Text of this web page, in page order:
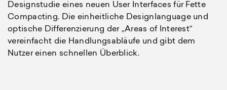
Designstudie eines neuen User Interfaces für Fette
Compacting. Die einheitliche Designlanguage und
optische Differenzierung der „Areas of Interest“
vereinfacht die Handlungsabläufe und gibt dem
Nutzer einen schnellen Überblick.